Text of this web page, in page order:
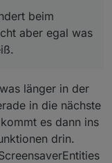
beim
aber egal was
länger in der
in die nächste
es dann ins
drin.